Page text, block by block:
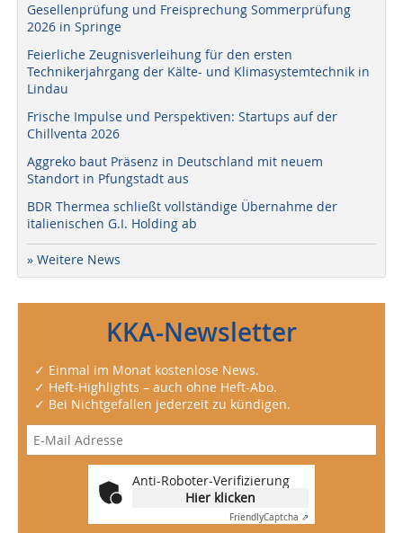
Gesellenprüfung und Freisprechung Sommerprüfung
2026 in Springe
Feierliche Zeugnisverleihung für den ersten
Technikerjahrgang der Kälte- und Klimasystemtechnik in
Lindau
Frische Impulse und Perspektiven: Startups auf der
Chillventa 2026
Aggreko baut Präsenz in Deutschland mit neuem
Standort in Pfungstadt aus
BDR Thermea schließt vollständige Übernahme der
italienischen G.I. Holding ab
» Weitere News
KKA-Newsletter
✓ Einmal im Monat kostenlose News.
✓ Heft-Highlights – auch ohne Heft-Abo.
✓ Bei Nichtgefallen jederzeit zu kündigen.
Anti-Roboter-Verifizierung
Hier klicken
FriendlyCaptcha ⇗